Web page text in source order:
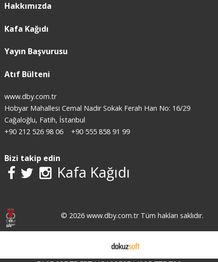
Hakkımızda
Kafa Kağıdı
Yayın Başvurusu
Atıf Bülteni
www.dby.com.tr
Hobyar Mahallesi Cemal Nadir Sokak Ferah Han No: 16/29
Cağaloğlu, Fatih, İstanbul
+90 212 526 98 06
+90 555 858 91 99
Bizi takip edin
Kafa Kağıdı
© 2026 www.dby.com.tr Tüm hakları saklıdır.